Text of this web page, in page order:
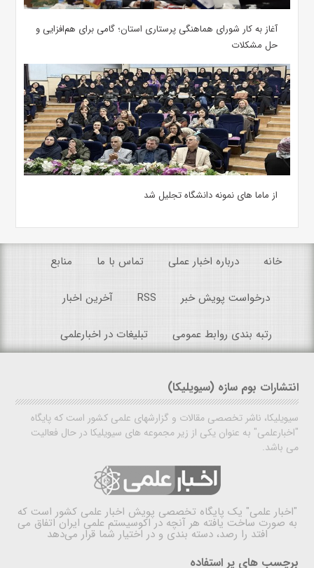
آغاز به کار شورای هماهنگی پرستاری استان؛ گامی برای هم‌افزایی و
حل مشکلات
از ماما های نمونه دانشگاه تجلیل شد
خانه درباره اخبار عملی تماس با ما منابع
درخواست پویش خبر RSS آخرین اخبار
رتبه بندی روابط عمومی تبلیغات در اخبارعلمی
انتشارات بوم سازه (سیویلیکا)
سیویلیکا، ناشر تخصصی مقالات و گزارشهای علمی کشور است که پایگاه
"اخبارعلمی" به عنوان یکی از زیر مجموعه های سیویلیکا در حال فعالیت
می باشد.
"اخبار علمی" یک پایگاه تخصصی پویش اخبار علمی کشور است که
به صورت ساخت یافته هر آنچه در اکوسیستم علمی ایران اتفاق می
افتد را رصد، دسته بندی و در اختیار شما قرار می‌دهد
برچسب های پر استفاده